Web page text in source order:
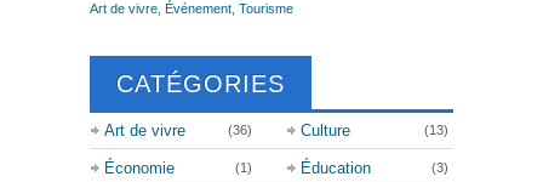
Art de vivre
Événement Tourisme
CATÉGORIES
Art de vivre (36) Culture (13)
Économie (1) Éducation (3)